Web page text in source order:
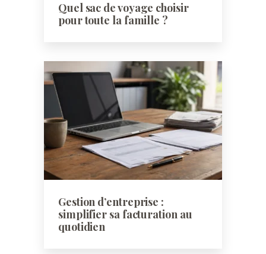
Quel sac de voyage choisir
pour toute la famille ?
Gestion d’entreprise :
simplifier sa facturation au
quotidien